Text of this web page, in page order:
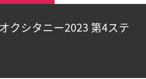
クシタニー2023 第4ステ